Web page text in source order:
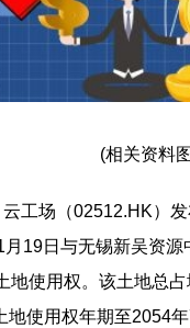
(相关资料
工场（02512.HK）
19日与无锡新吴资
地使用权。该土地总
地使用权年期至2054